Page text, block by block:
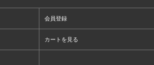
会員登録
カートを見る